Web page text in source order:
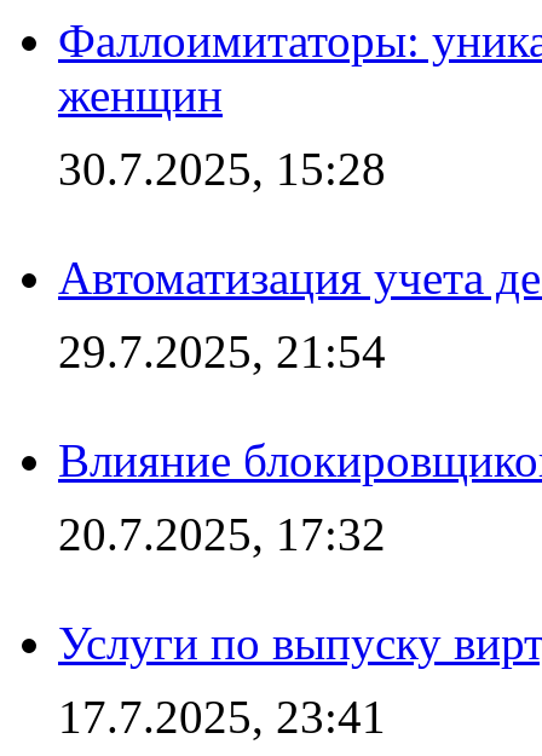
Фаллоимитаторы:
женщин
30.7.2025, 15:28
Автоматизация учета
29.7.2025, 21:54
Влияние
20.7.2025, 17:32
Услуги по выпуску
17.7.2025, 23:41